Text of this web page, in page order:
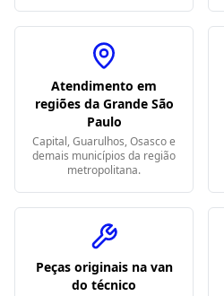
Atendimento em
regiões da Grande São
Paulo
Capital, Guarulhos, Osasco e
demais municípios da região
metropolitana.
Peças originais na van
do técnico